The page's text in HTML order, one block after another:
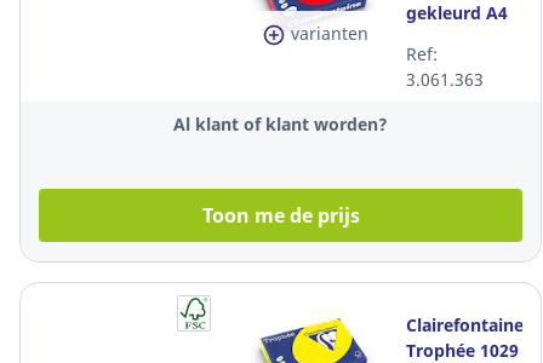
varianten
gekleurd A4
koraalrood,
per 500 vel
Ref:
3.061.363
Al klant of klant worden?
Toon me de prijs
Clairefontaine
Trophée 1029